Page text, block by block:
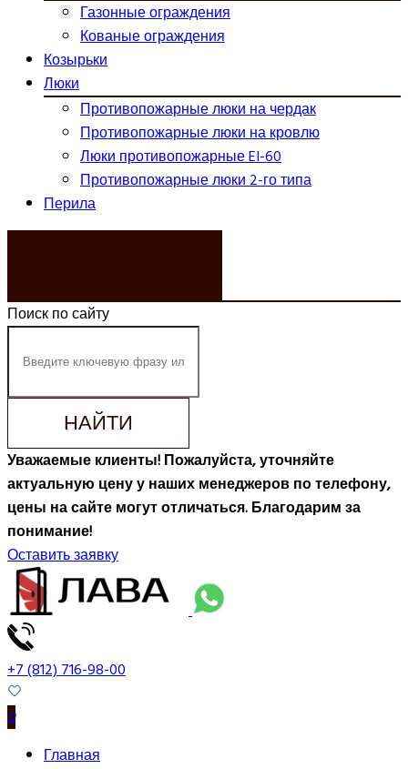
Газонные ограждения
Кованые ограждения
Козырьки
Люки
Противопожарные люки на чердак
Противопожарные люки на кровлю
Люки противопожарные EI-60
Противопожарные люки 2-го типа
Перила
Поиск по сайту
НАЙТИ
Уважаемые клиенты! Пожалуйста, уточняйте
актуальную цену у наших менеджеров по телефону,
цены на сайте могут отличаться. Благодарим за
понимание!
Оставить заявку
+7 (812) 716-98-00
0
Главная